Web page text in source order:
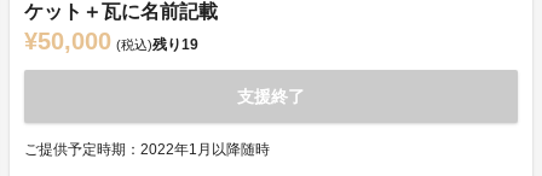
ケット＋瓦に名前記載
¥50,000 (税込)残り19
支援終了
ご提供予定時期：2022年1月以降随時